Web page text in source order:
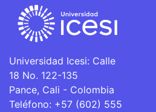
Universidad Icesi: Calle
18 No. 122-135
Pance, Cali - Colombia
Teléfono: +57 (602) 555